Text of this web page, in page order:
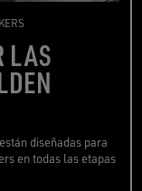
LAS
diseñadas para
en todas las etapas